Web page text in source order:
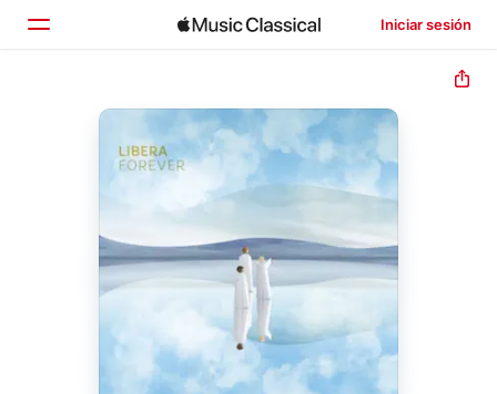
Iniciar sesión
Inicio
Explorar